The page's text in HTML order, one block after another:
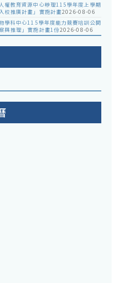
權教育資源中心辦理115學年度上學期
校推廣計畫」實施計畫2026-08-06
學科中心115學年度能力競賽培訓公開
與推理」實施計畫1份2026-08-06